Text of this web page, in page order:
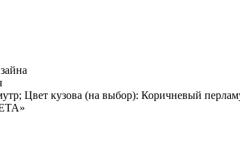
Цвет кузова (на выбор): Коричневый